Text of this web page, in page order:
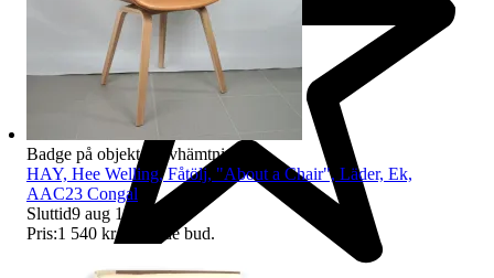
Badge på objektet:
Avhämtning
HAY, Hee Welling, Fåtölj, "About a Chair", Läder, Ek,
AAC23 Congal
Sluttid9 aug 19:48
Pris:1 540 kr, Ledande bud.